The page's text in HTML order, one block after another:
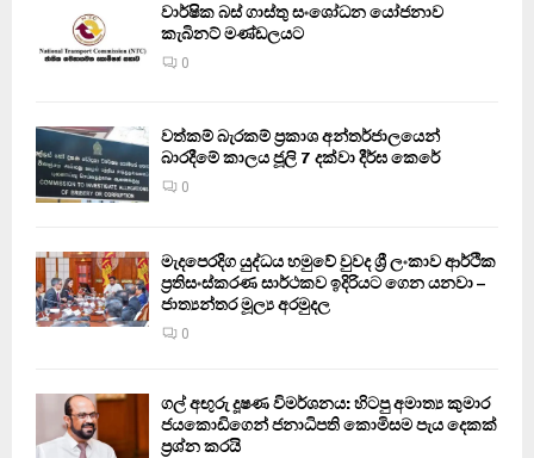
වාර්ෂික බස් ගාස්තු සංශෝධන යෝජනාව
කැබිනට් මණ්ඩලයට
0
වත්කම් බැරකම් ප්‍රකාශ අන්තර්ජාලයෙන්
බාරදීමේ කාලය ජූලි 7 දක්වා දීර්ඝ කෙරේ
0
මැදපෙරදිග යුද්ධය හමුවේ වුවද ශ්‍රී ලංකාව ආර්ථික
ප්‍රතිසංස්කරණ සාර්ථකව ඉදිරියට ගෙන යනවා –
ජාත්‍යන්තර මූල්‍ය අරමුදල
0
ගල් අඟුරු දූෂණ විමර්ශනය: හිටපු අමාත්‍ය කුමාර
ජයකොඩිගෙන් ජනාධිපති කොමිසම පැය දෙකක්
ප්‍රශ්න කරයි